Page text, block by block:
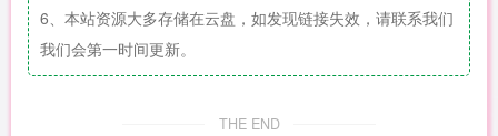
6、本站资源大多存储在云盘，如发现链接失效，请联系我们
我们会第一时间更新。
THE END